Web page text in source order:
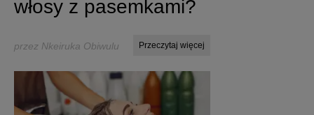
włosy z pasemkami?
przez Nkeiruka Obiwulu Przeczytaj więcej